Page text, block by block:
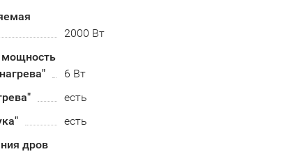
2000 Вт
6 Вт
есть
есть
дров